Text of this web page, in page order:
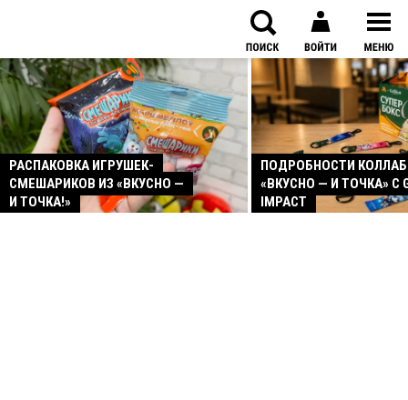
РАСПАКОВКА ИГРУШЕК-
СМЕШАРИКОВ ИЗ «ВКУСНО —
И ТОЧКА!»
ПОДРОБНОСТИ
«ВКУСНО — И ТОЧКА» С
IMPACT